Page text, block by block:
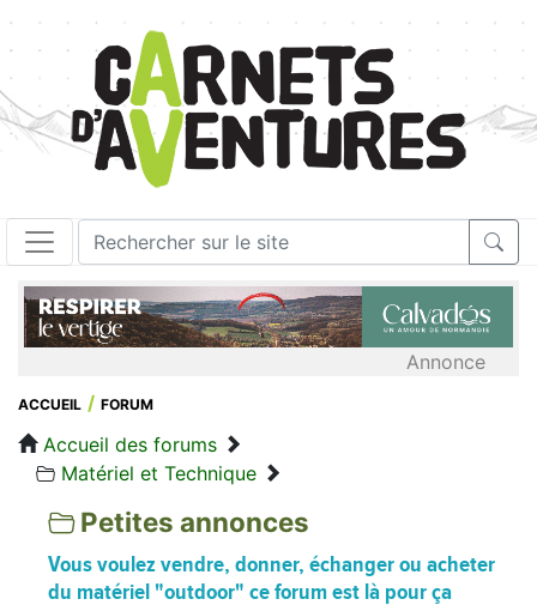
Annonce
ACCUEIL FORUM
Accueil des forums
Matériel et Technique
Petites annonces
Vous voulez vendre, donner, échanger ou acheter
du matériel "outdoor" ce forum est là pour ça